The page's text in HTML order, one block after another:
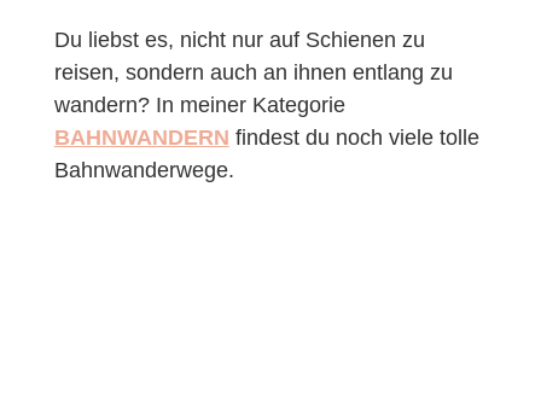
Du liebst es, nicht nur auf Schienen zu
reisen, sondern auch an ihnen entlang zu
wandern? In meiner Kategorie
BAHNWANDERN findest du noch viele tolle
Bahnwanderwege.